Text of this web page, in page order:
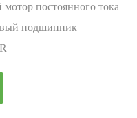
постоянного тока
подшипник